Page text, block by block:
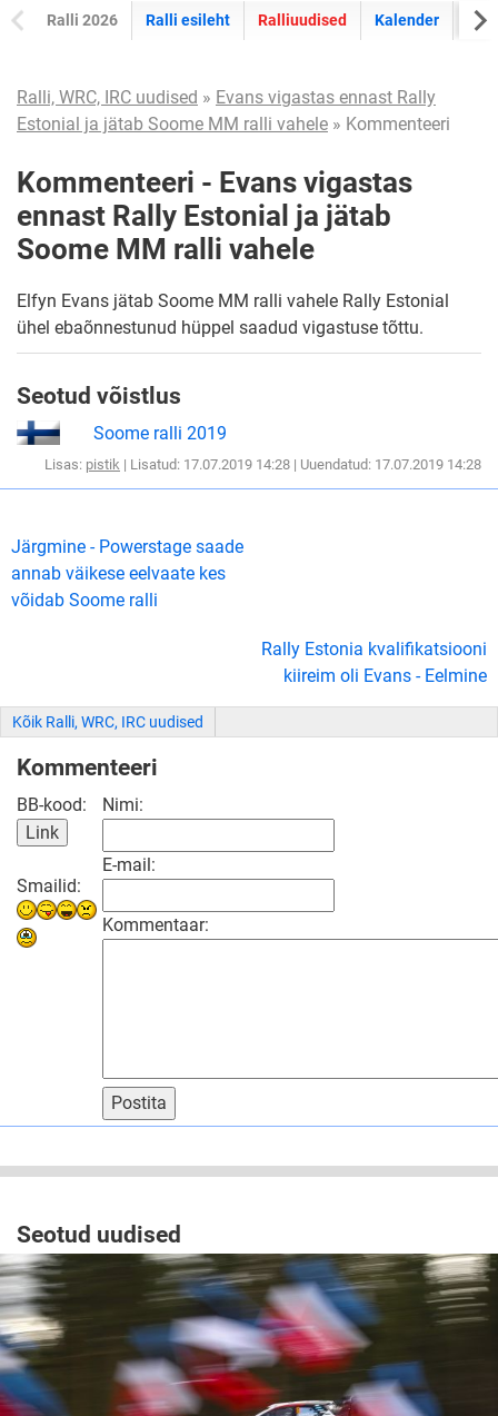
Ralli 2026 Ralli esileht Ralliuudised Kalender
Ralli, WRC, IRC uudised » Evans vigastas ennast Rally
Estonial ja jätab Soome MM ralli vahele » Kommenteeri
Kommenteeri - Evans vigastas
ennast Rally Estonial ja jätab
Soome MM ralli vahele
Elfyn Evans jätab Soome MM ralli vahele Rally Estonial
ühel ebaõnnestunud hüppel saadud vigastuse tõttu.
Seotud võistlus
Soome ralli 2019
Lisas: pistik | Lisatud: 17.07.2019 14:28 | Uuendatud: 17.07.2019 14:28
Järgmine - Powerstage saade
annab väikese eelvaate kes
võidab Soome ralli
Rally Estonia kvalifikatsiooni
kiireim oli Evans - Eelmine
Kõik Ralli, WRC, IRC uudised
Kommenteeri
BB-kood:
Smailid:
Nimi:
E-mail:
Kommentaar:
Postita
Seotud uudised